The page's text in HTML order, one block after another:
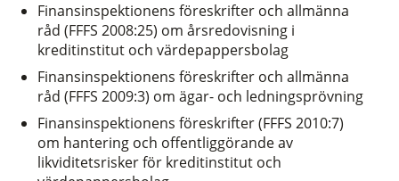
Finansinspektionens föreskrifter och allmänna
råd (FFFS 2008:25) om årsredovisning i
kreditinstitut och värdepappersbolag
Finansinspektionens föreskrifter och allmänna
råd (FFFS 2009:3) om ägar- och ledningsprövning
Finansinspektionens föreskrifter (FFFS 2010:7)
om hantering och offentliggörande av
likviditetsrisker för kreditinstitut och